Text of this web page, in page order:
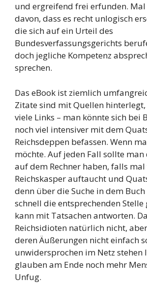
und ergreifend frei erfunden. Mal
davon, dass es recht unlogisch
die sich auf ein Urteil des
Bundesverfassungsgerichts
doch jegliche Kompetenz
sprechen.
Das eBook ist ziemlich
Zitate sind mit Quellen
viele Links – man könnte sich bei
noch viel intensiver mit dem
Reichsdeppen befassen. Wenn
möchte. Auf jeden Fall sollte man
auf dem Rechner haben, falls
Reichskasper auftaucht und
denn über die Suche in dem
schnell die entsprechenden
kann mit Tatsachen antworten.
Reichsidioten natürlich nicht,
deren Äußerungen nicht einfach
unwidersprochen im Netz stehen
glauben am Ende noch mehr
Unfug.